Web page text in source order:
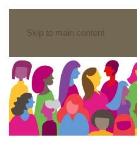
Skip to main content